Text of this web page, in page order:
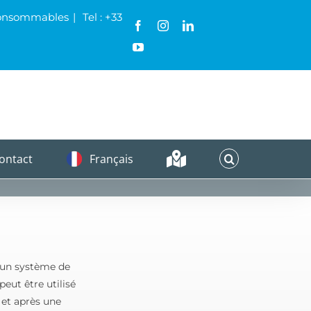
| Tel : +33
FacebookInstagramLinkedIn
YouTube
Français
système de
être utilisé
après une